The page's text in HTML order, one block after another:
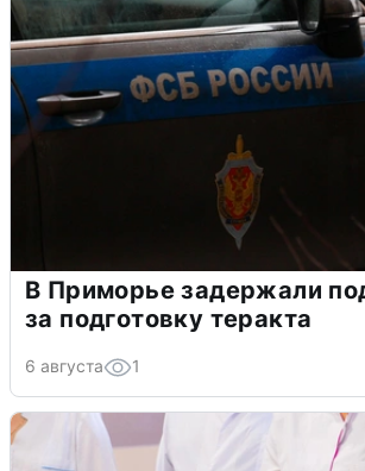
В Приморье задержали
за подготовку теракта
6 августа 1